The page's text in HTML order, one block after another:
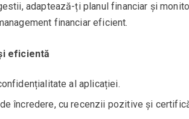
adaptează-ți planul financiar și
financiar eficient.
eficientă
al aplicației.
încredere, cu recenzii pozitive și